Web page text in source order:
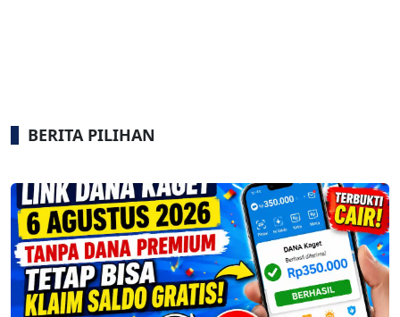
BERITA PILIHAN